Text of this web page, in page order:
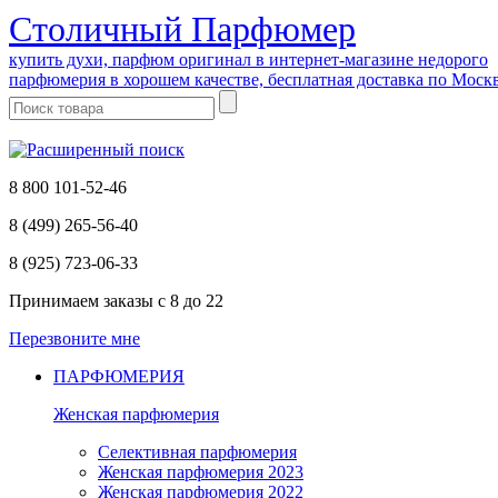
Cтоличный Парфюмер
купить духи, парфюм оригинал в интернет-магазине недорого
парфюмерия в хорошем качестве, бесплатная доставка по
8 800 101-52-46
8 (499) 265-56-40
8 (925) 723-06-33
Принимаем заказы с 8 до 22
Перезвоните мне
ПАРФЮМЕРИЯ
Женская парфюмерия
Селективная парфюмерия
Женская парфюмерия 2023
Женская парфюмерия 2022